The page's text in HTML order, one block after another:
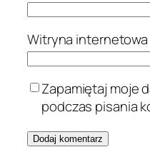
Witryna internetowa
Zapamiętaj moje
podczas pisania